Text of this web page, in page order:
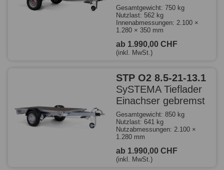
Gesamtgewicht: 750 kg
Nutzlast: 562 kg
Innenabmessungen: 2.100 ×
1.280 × 350 mm
ab 1.990,00 CHF
(inkl. MwSt.)
STP O2 8.5-21-13.1
SySTEMA Tieflader
Einachser gebremst
Gesamtgewicht: 850 kg
Nutzlast: 641 kg
Nutzabmessungen: 2.100 ×
1.280 mm
ab 1.990,00 CHF
(inkl. MwSt.)